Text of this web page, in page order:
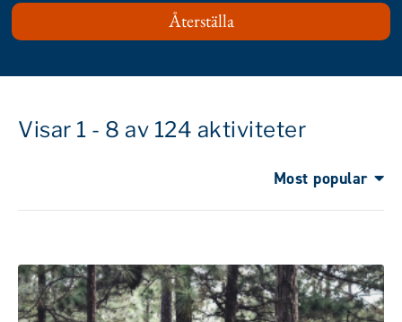
Visar 1 - 8 av 124 aktiviteter
Most popular